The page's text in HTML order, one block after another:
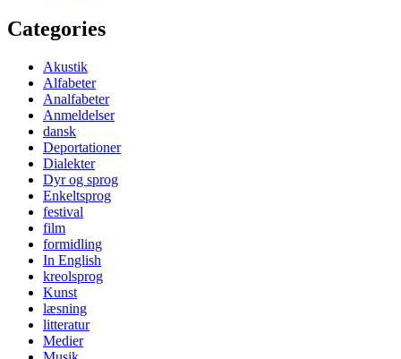
Categories
Akustik
Alfabeter
Analfabeter
Anmeldelser
dansk
Deportationer
Dialekter
Dyr og sprog
Enkeltsprog
festival
film
formidling
In English
kreolsprog
Kunst
læsning
litteratur
Medier